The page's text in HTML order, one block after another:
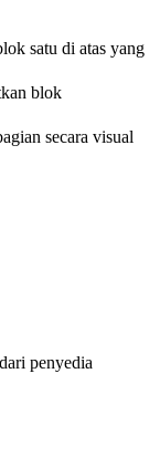
satu di atas yang
blok
secara visual
penyedia